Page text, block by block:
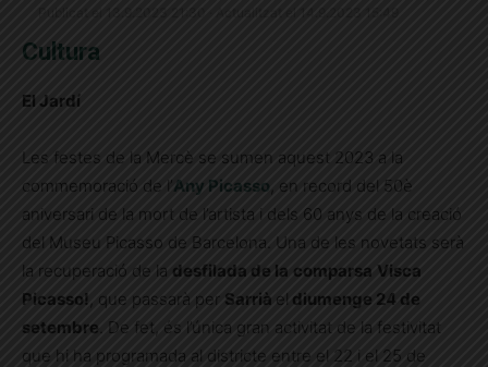
Cultura
El Jardí
Les festes de la Mercè se sumen aquest 2023 a la
commemoració de l’Any Picasso , en record del 50è
aniversari de la mort de l’artista i dels 60 anys de la creació
del Museu Picasso de Barcelona. Una de les novetats serà
la recuperació de la desfilada de la comparsa Visca
Picasso!
, que passarà per Sarrià el diumenge 24 de
setembre
. De fet, és l’única gran activitat de la festivitat
que hi ha programada al districte entre el 22 i el 25 de